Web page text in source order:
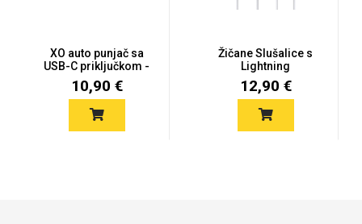
XO auto punjač sa
USB-C priključkom -
25W - cr...
10,90 €
Žičane Slušalice s
Lightning
konektorom
12,90 €
Mix